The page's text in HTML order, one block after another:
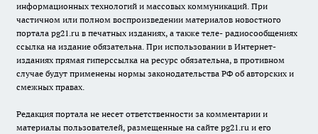
информационных технологий и массовых коммуникаций. При
частичном или полном воспроизведении материалов новостного
портала pg21.ru в печатных изданиях, а также теле- радиосообщениях
ссылка на издание обязательна. При использовании в Интернет-
изданиях прямая гиперссылка на ресурс обязательна, в противном
случае будут применены нормы законодательства РФ об авторских и
смежных правах.
Редакция портала не несет ответственности за комментарии и
материалы пользователей, размещенные на сайте pg21.ru и его